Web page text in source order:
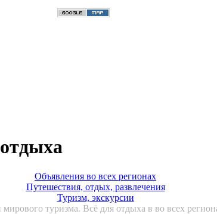
Объявления во всех регионах
Путешествия, отдых, развлечения
Туризм, экскурсии
мирового туризма. Всё для отдыха в во всех